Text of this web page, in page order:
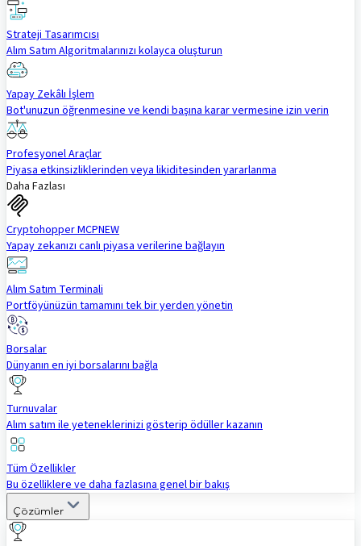
Strateji Tasarımcısı
Alım Satım Algoritmalarınızı kolayca oluşturun
Yapay Zekâlı İşlem
Bot'unuzun öğrenmesine ve kendi başına karar vermesine izin verin
Profesyonel Araçlar
Piyasa etkinsizliklerinden veya likiditesinden yararlanma
Daha Fazlası
Cryptohopper MCPNEW
Yapay zekanızı canlı piyasa verilerine bağlayın
Alım Satım Terminali
Portföyünüzün tamamını tek bir yerden yönetin
Borsalar
Dünyanın en iyi borsalarını bağla
Turnuvalar
Alım satım ile yeteneklerinizi gösterip ödüller kazanın
Tüm Özellikler
Bu özelliklere ve daha fazlasına genel bir bakış
Çözümler